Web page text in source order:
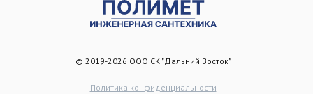
© 2019-2026 ООО СК "Дальний Восток"
Политика конфиденциальности